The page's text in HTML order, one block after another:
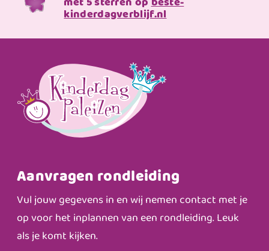
kinderdagverblijf.nl
Aanvragen rondleiding
Vul jouw gegevens in en wij nemen contact met je
op voor het inplannen van een rondleiding. Leuk
als je komt kijken.